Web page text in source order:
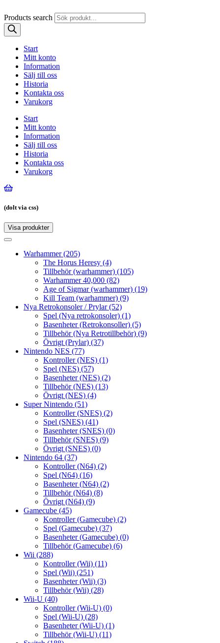
Products search
Start
Mitt konto
Information
Sälj till oss
Historia
Kontakta oss
Varukorg
Start
Mitt konto
Information
Sälj till oss
Historia
Kontakta oss
Varukorg
(dolt via css)
Visa produkter
Toggle
Toggle
navigationWarhammer(205)
The Horus Heresy (4)
Tillbehör (warhammer) (105)
Warhammer 40,000 (82)
Age of Sigmar (warhammer) (19)
Kill Team (warhammer) (9)
Nya Retrokonsoler / Prylar(52)
Spel (Nya retrokonsoler) (1)
Basenheter (Retrokonsoller) (5)
Tillbehör (Nya Retrotillbehör) (9)
Övrigt (Prylar) (37)
Nintendo NES (77)
Kontroller (NES) (1)
Spel (NES) (57)
Basenheter (NES) (2)
Tillbehör (NES) (13)
Övrigt (NES) (4)
Super Nintendo (51)
Kontroller (SNES) (2)
Spel (SNES) (41)
Basenheter (SNES) (0)
Tillbehör (SNES) (9)
Övrigt (SNES) (0)
Nintendo 64 (37)
Kontroller (N64) (2)
Spel (N64) (16)
Basenheter (N64) (2)
Tillbehör (N64) (8)
Övrigt (N64) (9)
Gamecube (45)
Kontroller (Gamecube) (2)
Spel (Gamecube) (37)
Basenheter (Gamecube) (0)
Tillbehör (Gamecube) (6)
Wii (288)
Kontroller (Wii) (11)
Spel (Wii) (251)
Basenheter (Wii) (3)
Tillbehör (Wii) (28)
Wii-U (40)
Kontroller (Wii-U) (0)
Spel (Wii-U) (28)
Basenheter (Wii-U) (1)
Tillbehör (Wii-U) (11)